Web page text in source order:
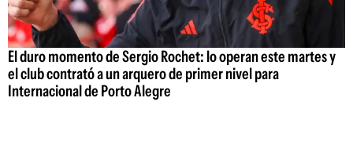
El duro momento de Sergio Rochet: lo operan este martes y
el club contrató a un arquero de primer nivel para
Internacional de Porto Alegre